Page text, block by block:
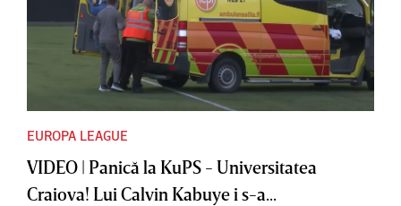
EUROPA LEAGUE
VIDEO | Panică la KuPS - Universitatea
Craiova! Lui Calvin Kabuye i s-a...